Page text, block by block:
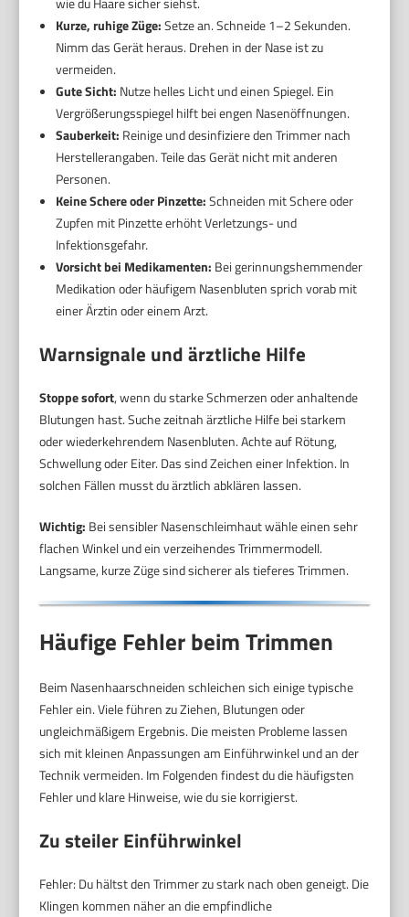
Kurze, ruhige Züge:Setze an. Schneide 1–2 Sekunden.
Nimm das Gerät heraus. Drehen in der Nase ist zu
vermeiden.
Gute Sicht: Nutze helles Licht und einen Spiegel. Ein
Vergrößerungsspiegel hilft bei engen Nasenöffnungen.
Sauberkeit: Reinige und desinfiziere den Trimmer nach
Herstellerangaben. Teile das Gerät nicht mit anderen
Personen.
Keine Schere oder Pinzette:Schneiden mit Schere oder
Zupfen mit Pinzette erhöht Verletzungs- und
Infektionsgefahr.
Vorsicht bei Medikamenten: Bei gerinnungshemmender
Medikation oder häufigem Nasenbluten sprich vorab mit
einer Ärztin oder einem Arzt.
Warnsignale und ärztliche Hilfe
Stoppe sofort, wenn du starke Schmerzen oder anhaltende
Blutungen hast. Suche zeitnah ärztliche Hilfe bei starkem
oder wiederkehrendem Nasenbluten. Achte auf Rötung,
Schwellung oder Eiter. Das sind Zeichen einer Infektion. In
solchen Fällen musst du ärztlich abklären lassen.
Wichtig: Bei sensibler Nasenschleimhaut wähle einen sehr
flachen Winkel und ein verzeihendes Trimmermodell.
Langsame, kurze Züge sind sicherer als tieferes Trimmen.
Häufige Fehler beim Trimmen
Beim Nasenhaarschneiden schleichen sich einige typische
Fehler ein. Viele führen zu Ziehen, Blutungen oder
ungleichmäßigem Ergebnis. Die meisten Probleme lassen
sich mit kleinen Anpassungen am Einführwinkel und an der
Technik vermeiden. Im Folgenden findest du die häufigsten
Fehler und klare Hinweise, wie du sie korrigierst.
Zu steiler Einführwinkel
Fehler: Du hältst den Trimmer zu stark nach oben geneigt. Die
Klingen kommen näher an die empfindliche